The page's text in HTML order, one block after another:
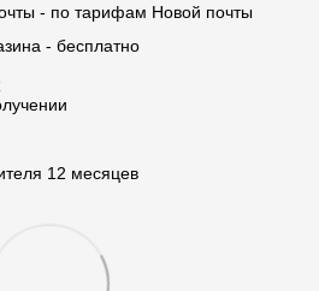
- по тарифам Новой почты
- бесплатно
12 месяцев